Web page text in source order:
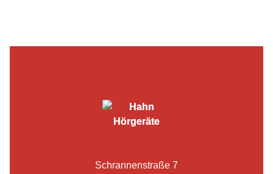
Schrannenstraße 7